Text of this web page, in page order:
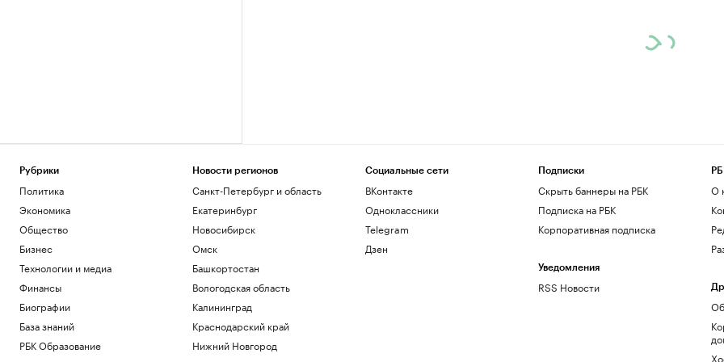
Рубрики
Политика
Экономика
Общество
Бизнес
Технологии и медиа
Финансы
Биографии
База знаний
РБК Образование
Новости регионов
Санкт-Петербург и область
Екатеринбург
Новосибирск
Омск
Башкортостан
Вологодская область
Калининград
Краснодарский край
Нижний Новгород
Социальные сети
ВКонтакте
Одноклассники
Telegram
Дзен
Подписки
Скрыть баннеры на РБК
Подписка на РБК
Корпоративная подписка
Уведомления
RSS Новости
О